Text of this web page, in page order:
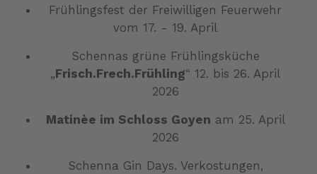
Frühlingsfest der Freiwilligen Feuerwehr
vom 17. - 19. April
Schennas grüne Frühlingsküche
„Frisch.Frech.Frühling“ 12. bis 26. April
2026
Matinèe im Schloss Goyen am 25. April
2026
Schenna Gin Days. Verkostungen,